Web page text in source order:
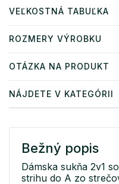
VEĽKOSTNÁ TABUĽKA
ROZMERY VÝROBKU
OTÁZKA NA PRODUKT
NÁJDETE V KATEGÓRII
Bežný popis
Dámska sukňa 2v1
strihu do A zo